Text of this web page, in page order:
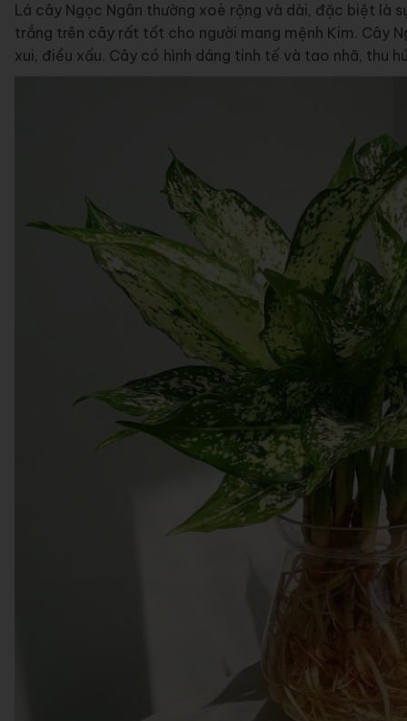
Lá cây Ngọc Ngân thường xoè rộng và dài, đặc biệt là
trắng trên cây rất tốt cho người mang mệnh Kim. Cây
xui, điều xấu. Cây có hình dáng tinh tế và tao nhã, thu